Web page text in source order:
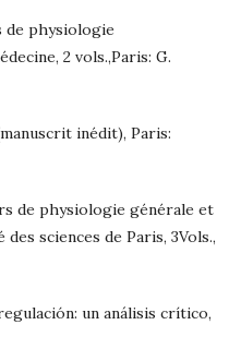
de physiologie
2 vols.,Paris: G.
inédit), Paris:
de physiologie générale et
sciences de Paris, 3Vols.,
un análisis crítico,